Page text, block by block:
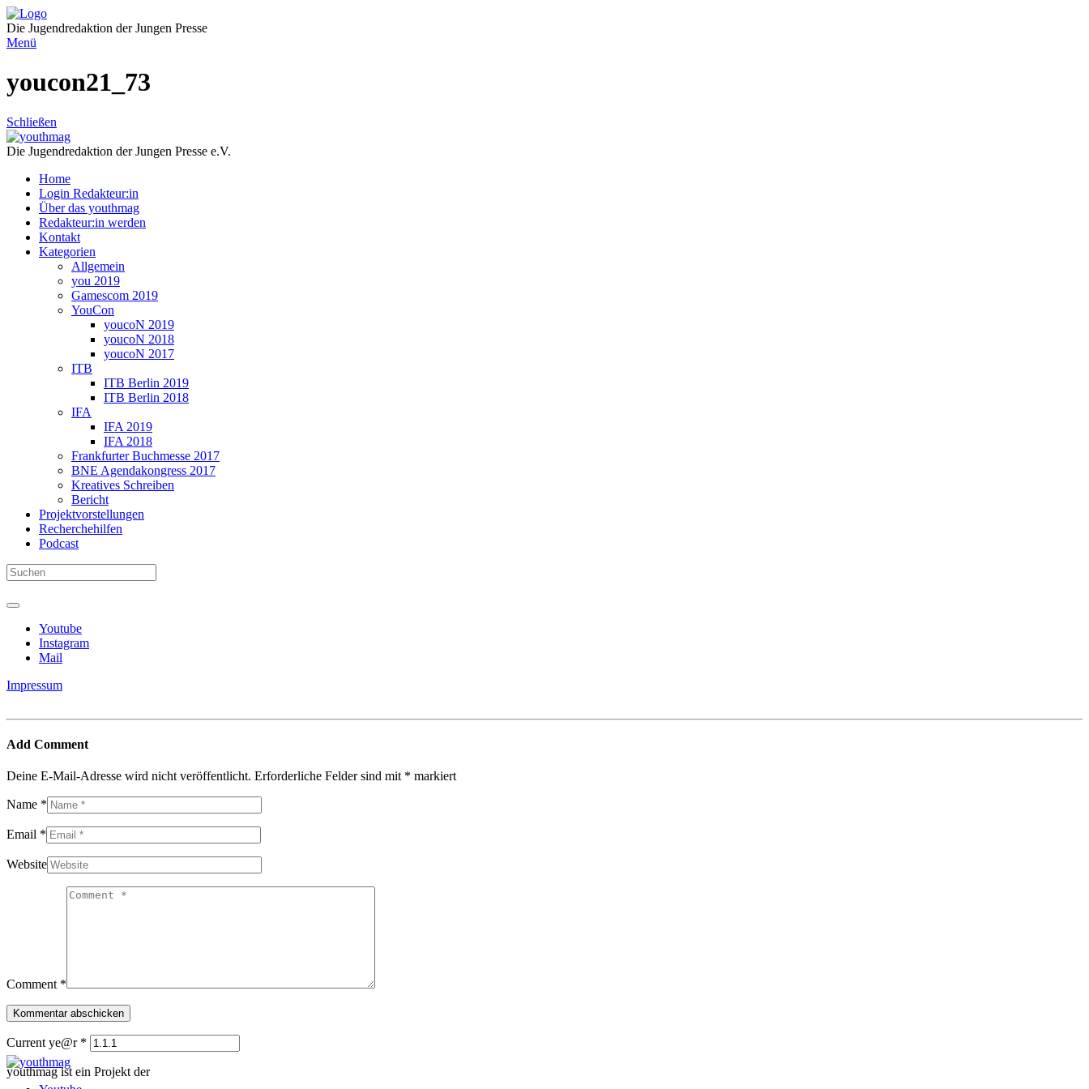
Direkt
zum
Inhalt
Die Jugendredaktion der Jungen Presse
Menü
youcon21_73
Schließen
Die Jugendredaktion der Jungen Presse e.V.
Home
Login Redakteur:in
Über das youthmag
Redakteur:in werden
Kontakt
Kategorien
Allgemein
you 2019
Gamescom 2019
YouCon
youcoN 2019
youcoN 2018
youcoN 2017
ITB
ITB Berlin 2019
ITB Berlin 2018
IFA
IFA 2019
IFA 2018
Frankfurter Buchmesse 2017
BNE Agendakongress 2017
Kreatives Schreiben
Bericht
Projektvorstellungen
Recherchehilfen
Podcast
Youtube
Instagram
Mail
Impressum
Add Comment
Deine E-Mail-Adresse wird nicht veröffentlicht. Erforderliche Felder sind mit * markiert
Name *
Email *
Website
Comment *
Current ye@r *
youthmag ist ein Projekt der